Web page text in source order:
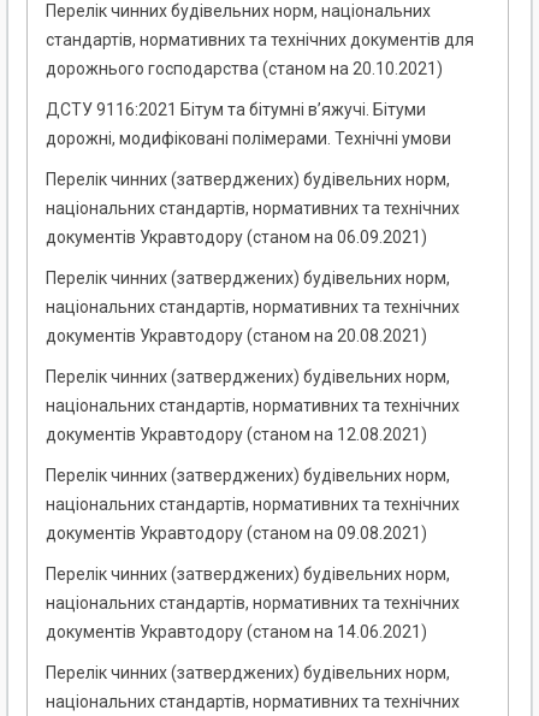
Перелік чинних будівельних норм, національних
стандартів, нормативних та технічних документів для
дорожнього господарства (станом на 20.10.2021)
ДСТУ 9116:2021 Бітум та бітумні в’яжучі. Бітуми
дорожні, модифіковані полімерами. Технічні умови
Перелік чинних (затверджених) будівельних норм,
національних стандартів, нормативних та технічних
документів Укравтодору (станом на 06.09.2021)
Перелік чинних (затверджених) будівельних норм,
національних стандартів, нормативних та технічних
документів Укравтодору (станом на 20.08.2021)
Перелік чинних (затверджених) будівельних норм,
національних стандартів, нормативних та технічних
документів Укравтодору (станом на 12.08.2021)
Перелік чинних (затверджених) будівельних норм,
національних стандартів, нормативних та технічних
документів Укравтодору (станом на 09.08.2021)
Перелік чинних (затверджених) будівельних норм,
національних стандартів, нормативних та технічних
документів Укравтодору (станом на 14.06.2021)
Перелік чинних (затверджених) будівельних норм,
національних стандартів, нормативних та технічних